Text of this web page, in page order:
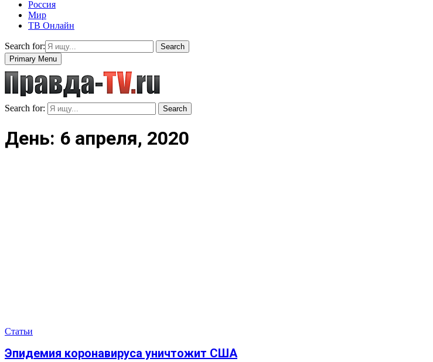
Россия
Мир
ТВ Онлайн
Search for:
Search
Primary Menu
Search for: Search
День: 6 апреля, 2020
Статьи
Эпидемия коронавируса уничтожит США